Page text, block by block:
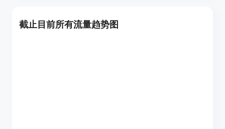
截止目前所有流量趋势图